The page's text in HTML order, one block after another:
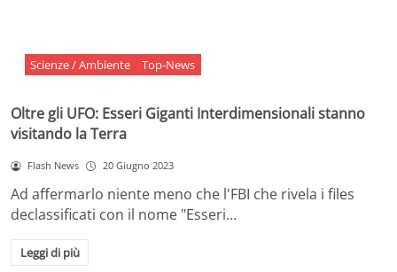
Scienze / Ambiente Top-News
Oltre gli UFO: Esseri Giganti Interdimensionali stanno
visitando la Terra
Flash News 20 Giugno 2023
Ad affermarlo niente meno che l'FBI che rivela i files
declassificati con il nome "Esseri…
Leggi di più